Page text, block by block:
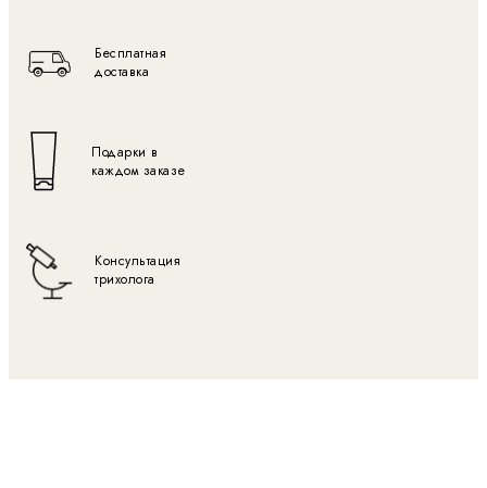
Бесплатная
доставка
Подарки в
каждом заказе
Консультация
трихолога